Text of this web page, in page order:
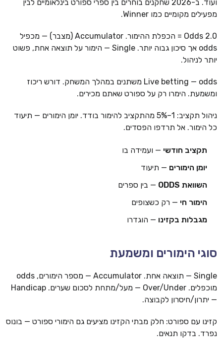
ועוד. ב-2026 שחקנים בוחרים בין ספרי ספורט בינלאומיים לבין
מפעילים מקומיים כמו Winner.
Odds 2.0 = הכפלת ההימור. Accumulator (מצבר) — מכפיל
odds אך סיכון גבוה יותר. Single — הימור על תוצאה אחת, פשוט
יותר לניהול.
Live betting — odds משתנים במהלך המשחק. דורש ריכוז
ומשמעת. הימרו רק על ספורט שאתם מכירים.
ניהול תקציב: 1–5% מהתקציב להימור בודד. יומן הימורים — תיעוד
כל הימור. אל תרדפו הפסדים.
תקציב חודשי — ועמידה בו
יומן הימורים — תיעוד
השוואת ODDS
— בין ספרים
הימור חי — רק כשצופים
מגבלות בקזינו — הוגדרו
סוגי הימורים ומשמעת
Single — תוצאה אחת. Accumulator — מספר הימורים, odds
מוכפלים. Over/Under — מעל/מתחת לסכום שערים. Handicap
— יתרון/חיסרון לקבוצה.
קזינו עם ספורט: חלק מבתי הקזינו מציעים גם הימורי ספורט — בונוס
נפרד. בדקו תנאים.